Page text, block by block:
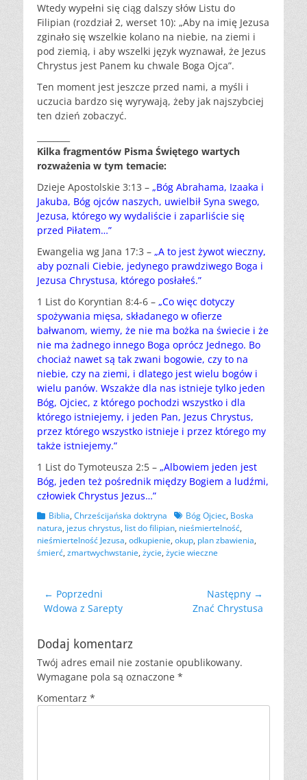
Wtedy wypełni się ciąg dalszy słów Listu do
Filipian (rozdział 2, werset 10): „Aby na imię Jezusa
zginało się wszelkie kolano na niebie, na ziemi i
pod ziemią, i aby wszelki język wyznawał, że Jezus
Chrystus jest Panem ku chwale Boga Ojca”.
Ten moment jest jeszcze przed nami, a myśli i
uczucia bardzo się wyrywają, żeby jak najszybciej
ten dzień zobaczyć.
Kilka fragmentów Pisma Świętego wartych
rozważenia w tym temacie:
Dzieje Apostolskie 3:13 – „Bóg Abrahama, Izaaka i
Jakuba, Bóg ojców naszych, uwielbił Syna swego,
Jezusa, którego wy wydaliście i zaparliście się
przed Piłatem…”
Ewangelia wg Jana 17:3 – „A to jest żywot wieczny,
aby poznali Ciebie, jedynego prawdziwego Boga i
Jezusa Chrystusa, którego posłałeś.”
1 List do Koryntian 8:4-6 – „Co więc dotyczy
spożywania mięsa, składanego w ofierze
bałwanom, wiemy, że nie ma bożka na świecie i że
nie ma żadnego innego Boga oprócz Jednego. Bo
chociaż nawet są tak zwani bogowie, czy to na
niebie, czy na ziemi, i dlatego jest wielu bogów i
wielu panów. Wszakże dla nas istnieje tylko jeden
Bóg, Ojciec, z którego pochodzi wszystko i dla
którego istniejemy, i jeden Pan, Jezus Chrystus,
przez którego wszystko istnieje i przez którego my
także istniejemy.”
1 List do Tymoteusza 2:5 – „Albowiem jeden jest
Bóg, jeden też pośrednik między Bogiem a ludźmi,
człowiek Chrystus Jezus…”
Kategorii
Biblia, Chrześcijańska doktryna TagówBóg Ojciec, Boska
natura, jezus chrystus, list do filipian, nieśmiertelność,
nieśmiertelność Jezusa, odkupienie, okup, plan zbawienia,
śmierć, zmartwychwstanie, życie, życie wieczne
Nawigacja
wpisu
← Poprzedni
Poprzedni
Wdowa z Sarepty
Następny →
NastępnyZnać Chrystusa
Dodaj komentarz
Twój adres email nie zostanie opublikowany.
Wymagane pola są oznaczone *
Komentarz *